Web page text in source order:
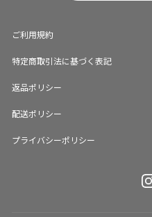
ご利用規約
特定商取引法に基づく表記
返品ポリシー
配送ポリシー
プライバシーポリシー